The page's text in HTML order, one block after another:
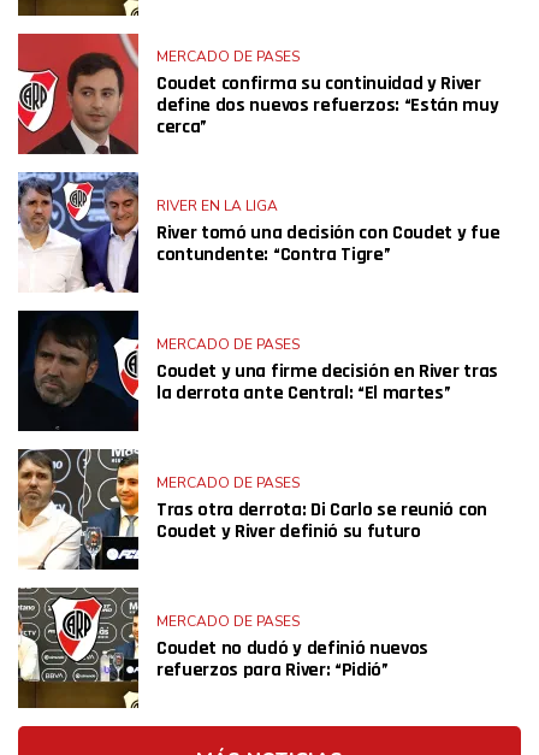
MERCADO DE PASES
Coudet confirma su continuidad y River
define dos nuevos refuerzos: “Están muy
cerca”
RIVER EN LA LIGA
River tomó una decisión con Coudet y fue
contundente: “Contra Tigre”
MERCADO DE PASES
Coudet y una firme decisión en River tras
la derrota ante Central: “El martes”
MERCADO DE PASES
Tras otra derrota: Di Carlo se reunió con
Coudet y River definió su futuro
MERCADO DE PASES
Coudet no dudó y definió nuevos
refuerzos para River: “Pidió”